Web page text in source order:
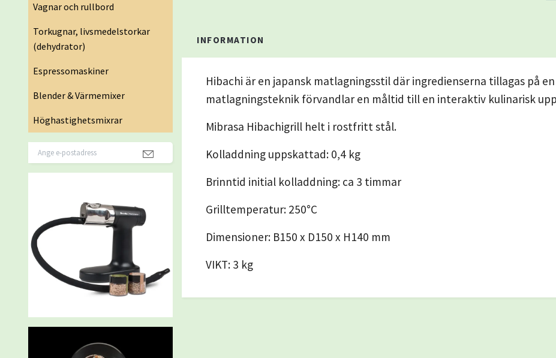
Vagnar och rullbord
Torkugnar, livsmedelstorkar
(dehydrator)
Espressomaskiner
Blender & Värmemixer
Höghastighetsmixrar
INFORMATION
Hibachi är en japansk matlagningsstil där ingredienserna tillagas på
matlagningsteknik förvandlar en måltid till en interaktiv kulinarisk
Mibrasa Hibachigrill helt i rostfritt stål.
Kolladdning uppskattad: 0,4 kg
Brinntid initial kolladdning: ca 3 timmar
Grilltemperatur: 250°C
Dimensioner: B150 x D150 x H140 mm
VIKT: 3 kg